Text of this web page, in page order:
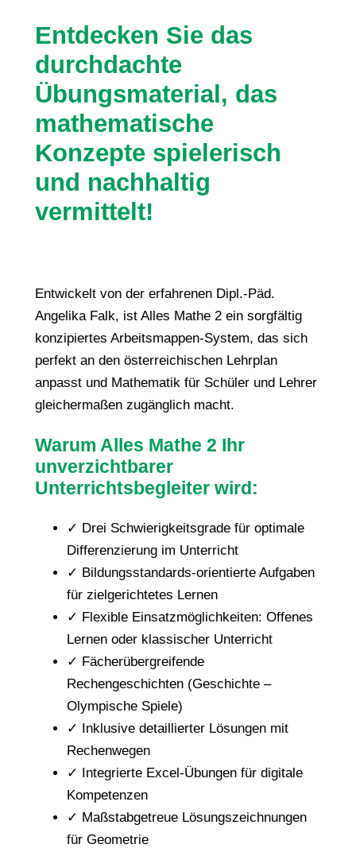
6
M
e
g
e
Entdecken Sie das
durchdachte
Übungsmaterial, das
mathematische
Konzepte spielerisch
und nachhaltig
vermittelt!
Entwickelt von der erfahrenen Dipl.-Päd.
Angelika Falk, ist Alles Mathe 2 ein sorgfältig
konzipiertes Arbeitsmappen-System, das sich
perfekt an den österreichischen Lehrplan
anpasst und Mathematik für Schüler und Lehrer
gleichermaßen zugänglich macht.
Warum Alles Mathe 2 Ihr
unverzichtbarer
Unterrichtsbegleiter wird:
✓ Drei Schwierigkeitsgrade für optimale
Differenzierung im Unterricht
✓ Bildungsstandards-orientierte Aufgaben
für zielgerichtetes Lernen
✓ Flexible Einsatzmöglichkeiten: Offenes
Lernen oder klassischer Unterricht
✓ Fächerübergreifende
Rechengeschichten (Geschichte –
Olympische Spiele)
✓ Inklusive detaillierter Lösungen mit
Rechenwegen
✓ Integrierte Excel-Übungen für digitale
Kompetenzen
✓ Maßstabgetreue Lösungszeichnungen
für Geometrie